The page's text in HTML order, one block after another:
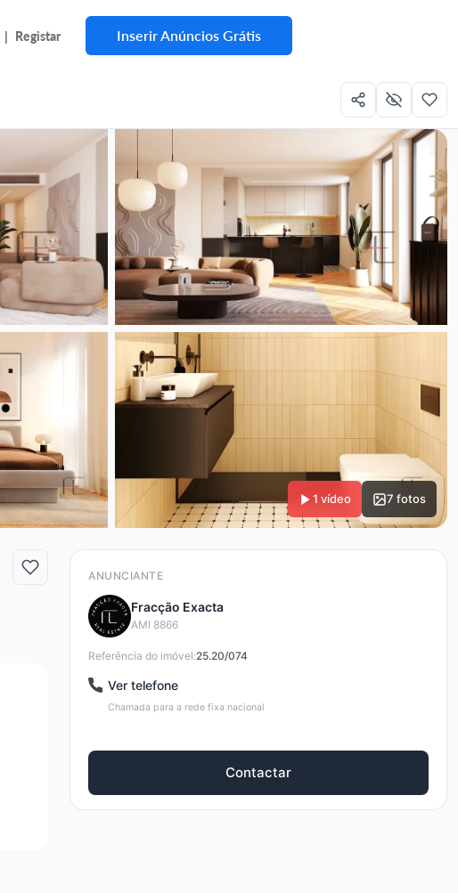
| Registar Inserir Anúncios Grátis
1 vídeo 7 fotos
ANUNCIANTE
Fracção Exacta
AMI 8866
Referência do imóvel:25.20/074
Ver telefone
Chamada para a rede fixa nacional
Contactar